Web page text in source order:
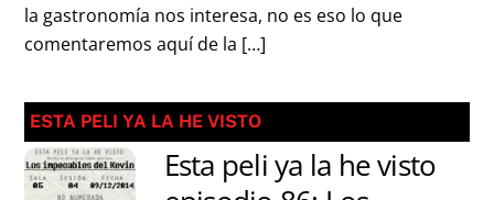
la gastronomía nos interesa, no es eso lo que
comentaremos aquí de la […]
ESTA PELI YA LA HE VISTO
Esta peli ya la he visto